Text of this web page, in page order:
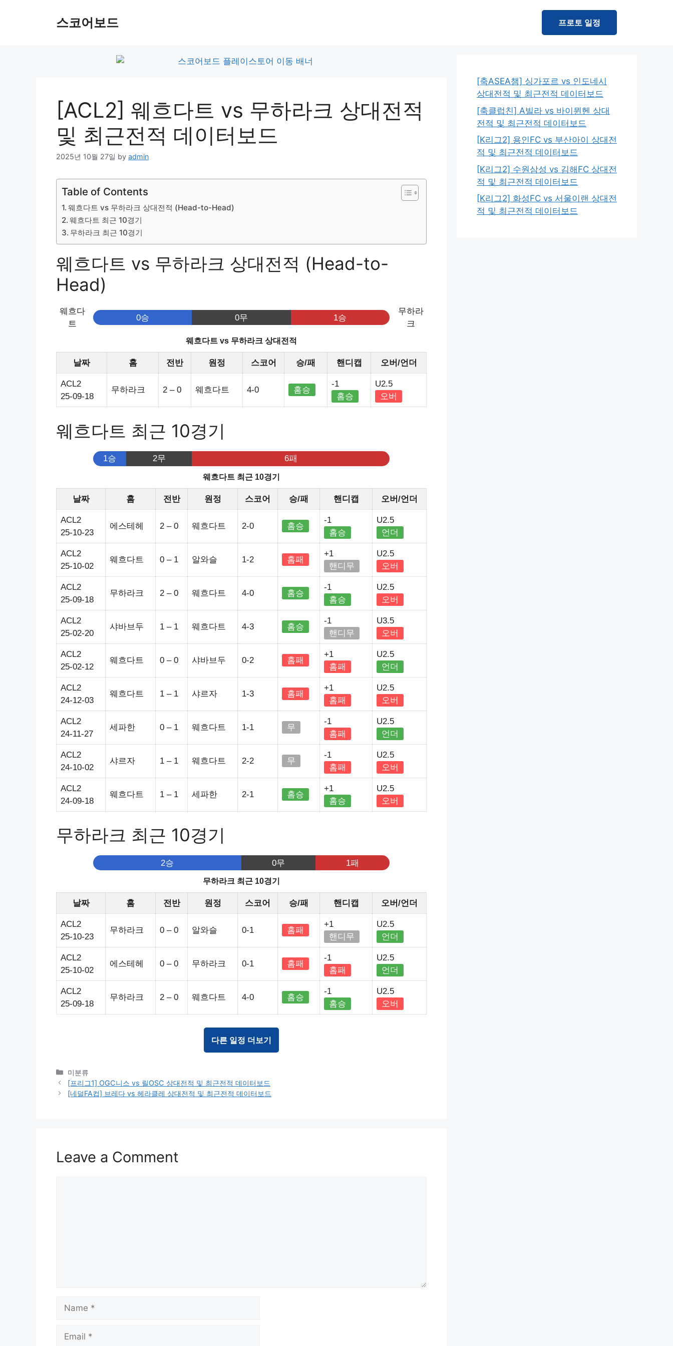
스코어보드 프로토 일정
[ACL2] 웨흐다트 vs 무하라크 상대전적
및 최근전적 데이터보드
2025년 10월 27일 by admin
Table of Contents
웨흐다트 vs 무하라크 상대전적 (Head-to-Head)
웨흐다트 최근 10경기
무하라크 최근 10경기
웨흐다트 vs 무하라크 상대전적 (Head-to-
Head)
웨흐다
트
0승 0무 1승
무하라
크
웨흐다트 vs 무하라크 상대전적
날짜 홈 전반 원정 스코어 승/패 핸디캡 오버/언더
ACL2
25-09-18
무하라크 2 – 0 웨흐다트 4-0 홈승
-1
홈승
U2.5
오버
웨흐다트 최근 10경기
1승 2무 6패
웨흐다트 최근 10경기
날짜 홈 전반 원정 스코어 승/패 핸디캡 오버/언더
ACL2
25-10-23
에스테헤 2 – 0 웨흐다트 2-0 홈승
-1
홈승
U2.5
언더
ACL2
25-10-02
웨흐다트 0 – 1 알와슬 1-2 홈패
+1
핸디무
U2.5
오버
ACL2
25-09-18
무하라크 2 – 0 웨흐다트 4-0 홈승
-1
홈승
U2.5
오버
ACL2
25-02-20
샤바브두 1 – 1 웨흐다트 4-3 홈승
-1
핸디무
U3.5
오버
ACL2
25-02-12
웨흐다트 0 – 0 샤바브두 0-2 홈패
+1
홈패
U2.5
언더
ACL2
24-12-03
웨흐다트 1 – 1 샤르자 1-3 홈패
+1
홈패
U2.5
오버
ACL2
24-11-27
세파한 0 – 1 웨흐다트 1-1 무
-1
홈패
U2.5
언더
ACL2
24-10-02
샤르자 1 – 1 웨흐다트 2-2 무
-1
홈패
U2.5
오버
ACL2
24-09-18
웨흐다트 1 – 1 세파한 2-1 홈승
+1
홈승
U2.5
오버
무하라크 최근 10경기
2승 0무 1패
무하라크 최근 10경기
날짜 홈 전반 원정 스코어 승/패 핸디캡 오버/언더
ACL2
25-10-23
무하라크 0 – 0 알와슬 0-1 홈패
+1
핸디무
U2.5
언더
ACL2
25-10-02
에스테헤 0 – 0 무하라크 0-1 홈패
-1
홈패
U2.5
언더
ACL2
25-09-18
무하라크 2 – 0 웨흐다트 4-0 홈승
-1
홈승
U2.5
오버
다른 일정 더보기
Categories
미분류
[프리그1] OGC니스 vs 릴OSC 상대전적 및 최근전적 데이터보드
[네덜FA컵] 브레다 vs 헤라클레 상대전적 및 최근전적 데이터보드
Leave a Comment
[축ASEA챔] 싱가포르 vs 인도네시
상대전적 및 최근전적 데이터보드
[축클럽친] A빌라 vs 바이뮌헨 상대
전적 및 최근전적 데이터보드
[K리그2] 용인FC vs 부산아이 상대전
적 및 최근전적 데이터보드
[K리그2] 수원삼성 vs 김해FC 상대전
적 및 최근전적 데이터보드
[K리그2] 화성FC vs 서울이랜 상대전
적 및 최근전적 데이터보드